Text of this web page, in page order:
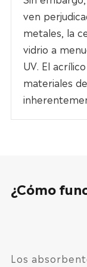
ven
metales, la
vidrio a
UV. El
materiales
¿Cómo
Los